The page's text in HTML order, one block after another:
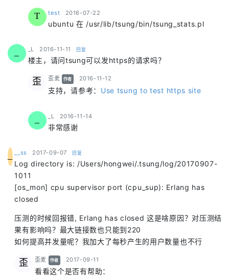
T test says:
2016-07-22
ubuntu 在 /usr/lib/tsung/bin/tsung_stats.pl
_L says:
2016-11-11 回复
楼主，请问tsung可以发https的请求吗？
歪 歪麦 says:
作者 2016-11-12
支持，请参考： Use tsung to test https site
_L says:
2016-11-14
非常感谢
_ __ss says:
2017-09-07 回复
Log directory is: /Users/hongwei/.tsung/log/20170907-
1011
[os_mon] cpu supervisor port (cpu_sup): Erlang has
closed
压测的时候回报错, Erlang has closed 这是啥原因？对压测结
果有影响吗？最大链接数也只能到220
如何提高并发量呢？我加大了每秒产生的用户数量也不行
歪 歪麦 says:
作者 2017-09-11
看看这个是否有帮助：